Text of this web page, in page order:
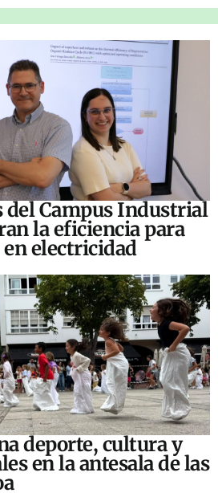
del Campus Industrial
la eficiencia para
electricidad
deporte, cultura y
en la antesala de las